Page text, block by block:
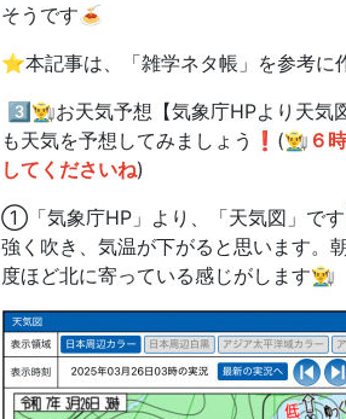
そうです🍝
⭐️本記事は、「雑学ネタ帳」を参考に
3️⃣👨‍🌾お天気予想【気象庁HPより天
も天気を予想してみましょう❗️(👨‍🌾
してくださいね)
①「気象庁HP」より、「天気図」で
強く吹き、気温が下がると思います
度ほど北に寄っている感じがします👨‍🌾